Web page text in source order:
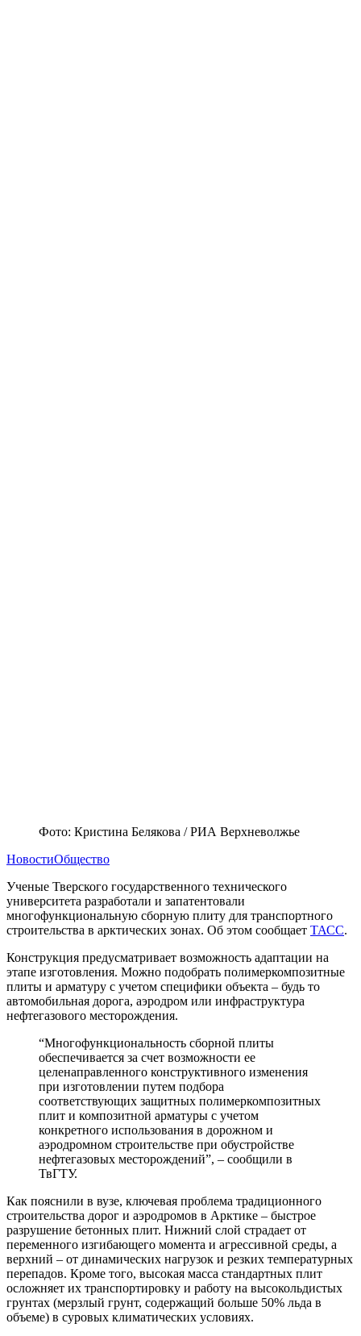
Фото: Кристина Белякова / РИА Верхневолжье
НовостиОбщество
Ученые Тверского государственного технического
университета разработали и запатентовали
многофункциональную сборную плиту для транспортного
строительства в арктических зонах. Об этом сообщает ТАСС.
Конструкция предусматривает возможность адаптации на
этапе изготовления. Можно подобрать полимеркомпозитные
плиты и арматуру с учетом специфики объекта – будь то
автомобильная дорога, аэродром или инфраструктура
нефтегазового месторождения.
“Многофункциональность сборной плиты
обеспечивается за счет возможности ее
целенаправленного конструктивного изменения
при изготовлении путем подбора
соответствующих защитных полимеркомпозитных
плит и композитной арматуры с учетом
конкретного использования в дорожном и
аэродромном строительстве при обустройстве
нефтегазовых месторождений”, – сообщили в
ТвГТУ.
Как пояснили в вузе, ключевая проблема традиционного
строительства дорог и аэродромов в Арктике – быстрое
разрушение бетонных плит. Нижний слой страдает от
переменного изгибающего момента и агрессивной среды, а
верхний – от динамических нагрузок и резких температурных
перепадов. Кроме того, высокая масса стандартных плит
осложняет их транспортировку и работу на высокольдистых
грунтах (мерзлый грунт, содержащий больше 50% льда в
объеме) в суровых климатических условиях.